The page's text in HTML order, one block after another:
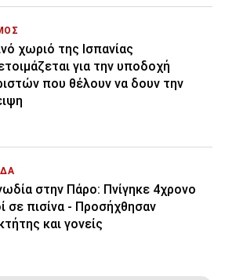
χωριό της Ισπανίας
για την υποδοχή
που θέλουν να δουν την
στην Πάρο: Πνίγηκε 4χρονο
σε πισίνα - Προσήχθησαν
και γονείς